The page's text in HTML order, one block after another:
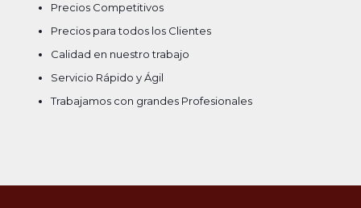
Precios Competitivos
Precios para todos los Clientes
Calidad en nuestro trabajo
Servicio Rápido y Ágil
Trabajamos con grandes Profesionales